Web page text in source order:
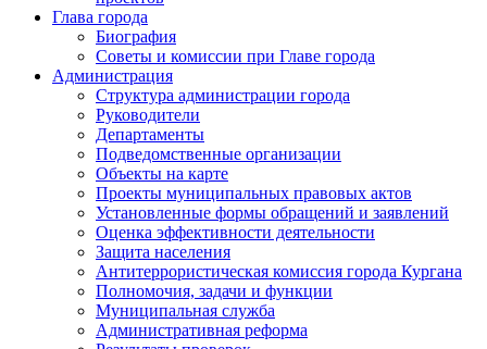
Глава города
Биография
Советы и комиссии при Главе города
Администрация
Структура администрации города
Руководители
Департаменты
Подведомственные организации
Объекты на карте
Проекты муниципальных правовых актов
Установленные формы обращений и заявлений
Оценка эффективности деятельности
Защита населения
Антитеррористическая комиссия города Кургана
Полномочия, задачи и функции
Муниципальная служба
Административная реформа